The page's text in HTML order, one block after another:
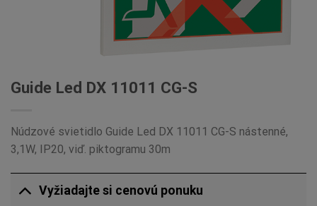
Guide Led DX 11011 CG-S
Núdzové svietidlo Guide Led DX 11011 CG-S nástenné,
3,1W, IP20, viď. piktogramu 30m
Vyžiadajte si cenovú ponuku